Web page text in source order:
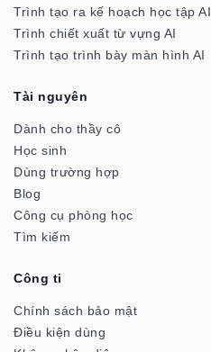
Trình tạo ra kế hoạch học tập AI
Trình chiết xuất từ vựng AI
Trình tạo trình bày màn hình AI
Tài nguyên
Dành cho thầy cô
Học sinh
Dùng trường hợp
Blog
Công cụ phòng học
Tìm kiếm
Công ti
Chính sách bảo mật
Điều kiện dùng